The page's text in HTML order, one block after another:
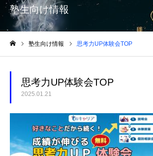
塾生向け情報
塾生向け情報 思考力UP体験会TOP
思考力UP体験会TOP
2025.01.21